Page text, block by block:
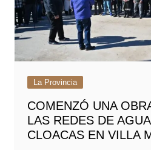
La Provincia
COMENZÓ UNA
LAS REDES DE
CLOACAS EN VILLA